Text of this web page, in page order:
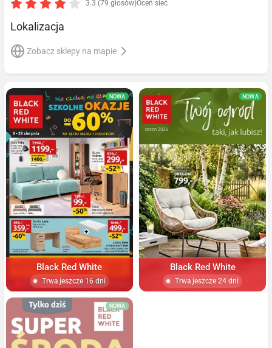
3.3 (79 głosów)Oceń sieć
Lokalizacja
Zobacz sklepy na mapie
NOWA
Black Red White
Trwa jeszcze 16 dni
NOWA
Black Red White
Trwa jeszcze 24 dni
NOWA